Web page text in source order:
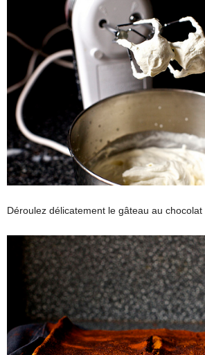
Déroulez délicatement le gâteau au chocolat